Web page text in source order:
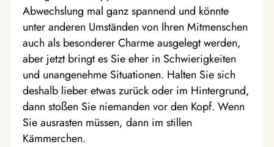
Abwechslung mal ganz spannend und könnte
unter anderen Umständen von Ihren Mitmenschen
auch als besonderer Charme ausgelegt werden,
aber jetzt bringt es Sie eher in Schwierigkeiten
und unangenehme Situationen. Halten Sie sich
deshalb lieber etwas zurück oder im Hintergrund,
dann stoßen Sie niemanden vor den Kopf. Wenn
Sie ausrasten müssen, dann im stillen
Kämmerchen.